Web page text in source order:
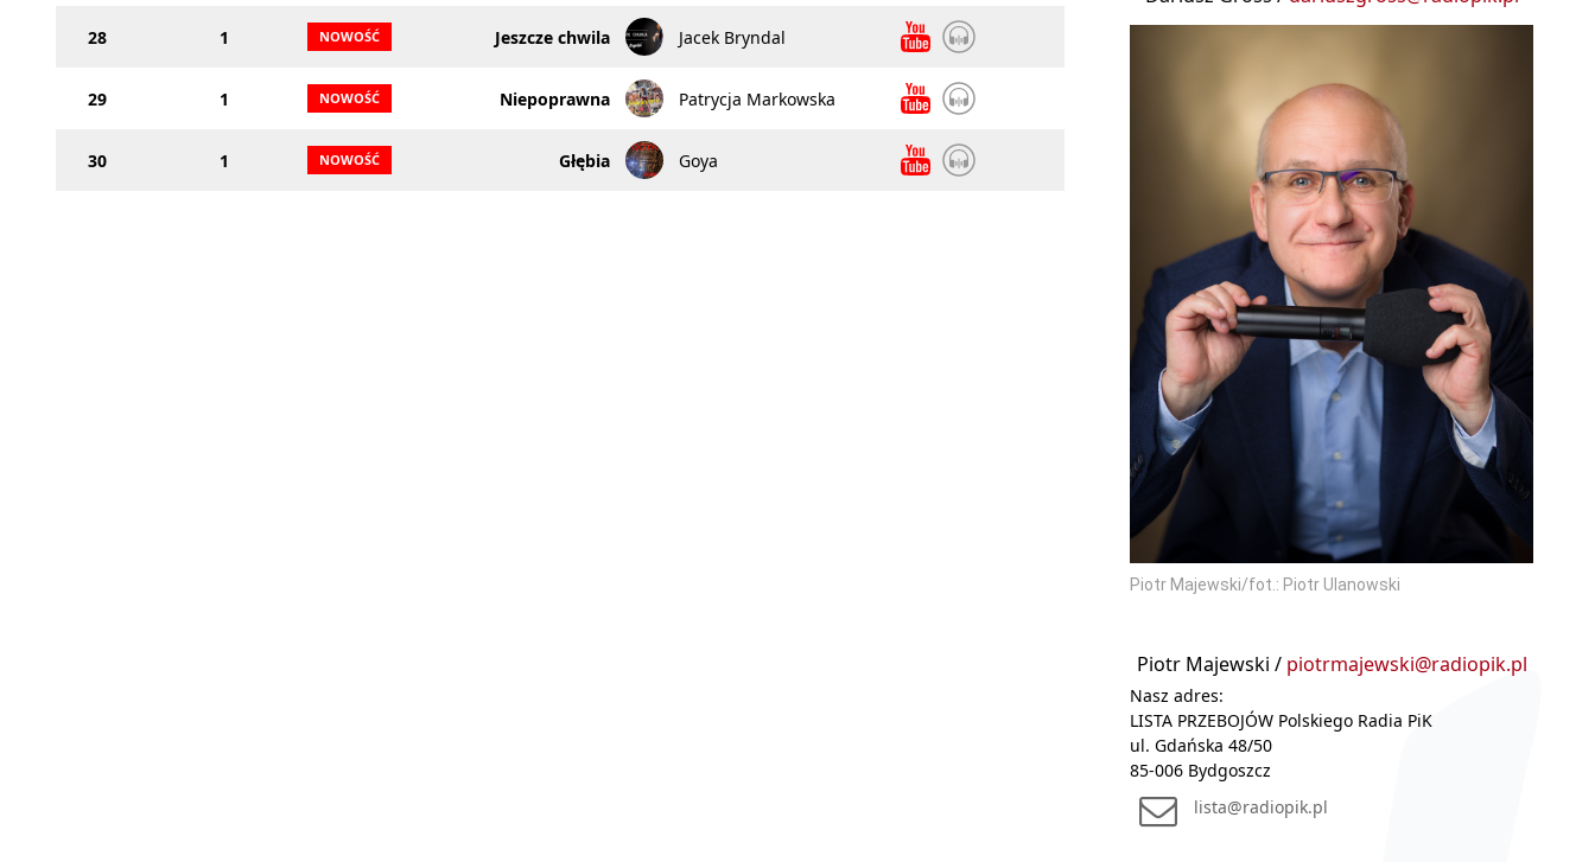
28 1 Jeszcze chwila Jacek Bryndal
29 1 Niepoprawna Patrycja Markowska
30 1 Głębia Goya
Piotr Majewski/fot.: Piotr Ulanowski
Piotr Majewski / piotrmajewski@radiopik.pl
Nasz adres:
LISTA PRZEBOJÓW Polskiego Radia PiK
ul. Gdańska 48/50
85-006 Bydgoszcz
lista@radiopik.pl